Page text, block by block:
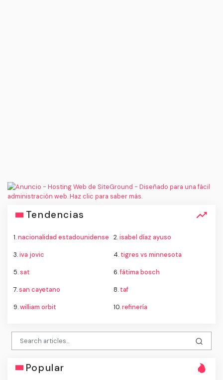
Tendencias
1.nacionalidad estadounidense 2.isabel díaz ayuso
3.iva jovic 4. tigres vs minnesota
5.sat 6.fátima bosch
7.san cayetano 8. taf
9.william orbit 10.refinería
Popular